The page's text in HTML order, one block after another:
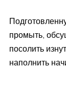
промыть,
посолить
наполнить